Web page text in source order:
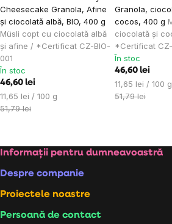
Cheesecake Granola, Afine
și ciocolată albă, BIO, 400 g
Müsli copt cu ciocolată albă
și afine / *Certificat CZ-BIO-
001
În stoc
46,60 lei
Evaluare
preţ:
11,65 lei / 100 g
51,79 lei
Granola,
cocos, 400 g
ciocolată și
*Certificat CZ-
În stoc
46,60 lei
Evaluare
preţ:
11,65 lei / 100 g
51,79 lei
Subsol
Informații pentru dumneavoastră
Despre companie
Proiectele noastre
Persoană de contact